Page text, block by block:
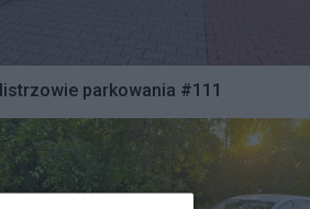
parkowania #111